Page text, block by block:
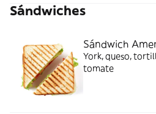
Sándwiches
Sándwich
York, queso,
tomate